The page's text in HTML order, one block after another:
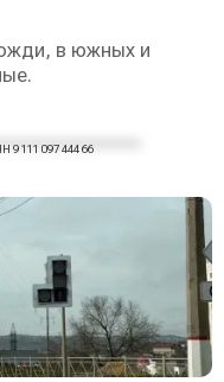
в южных и
9 111 097 444 66